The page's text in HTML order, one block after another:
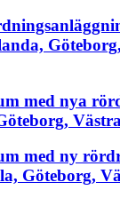
med nya
med ny
Göteborg,